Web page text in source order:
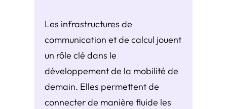
Les infrastructures de
communication et de calcul jouent
un rôle clé dans le
développement de la mobilité de
demain. Elles permettent de
connecter de manière fluide les